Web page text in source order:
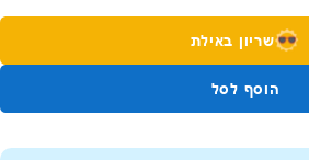
שריון באילת
הוסף לסל